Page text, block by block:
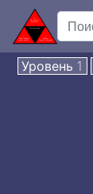
Уровень 1